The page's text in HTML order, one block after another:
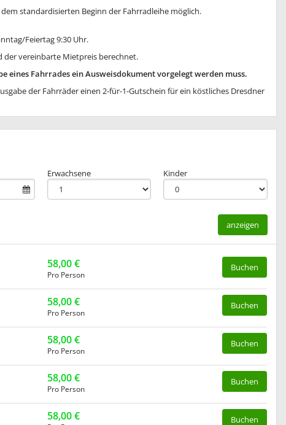
standardisierten Beginn der Fahrradleihe möglich.
Feiertag 9:30 Uhr.
der vereinbarte Mietpreis berechnet.
eines Fahrrades ein Ausweisdokument vorgelegt werden muss.
der Fahrräder einen 2-für-1-Gutschein für ein köstliches Dresdner
Erwachsene Kinder
anzeigen
58,00 €
Pro Person
Buchen
58,00 €
Pro Person
Buchen
58,00 €
Pro Person
Buchen
58,00 €
Pro Person
Buchen
58,00 € Buchen